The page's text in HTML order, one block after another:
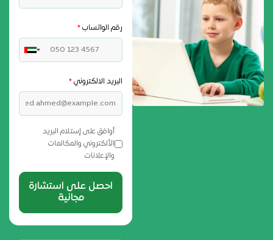
رقم الواتساب *
البريد الالكتروني *
أوافق على إستلام البريد
الألكتروني والمكالمات
والإعلانات
احصل على استشارة
مجانية